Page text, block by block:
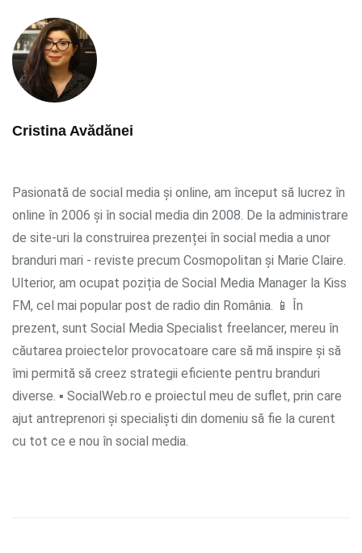
Cristina Avădănei
Pasionată de social media și online, am început să lucrez în
online în 2006 și în social media din 2008. De la administrare
de site-uri la construirea prezenței în social media a unor
branduri mari - reviste precum Cosmopolitan și Marie Claire.
Ulterior, am ocupat poziția de Social Media Manager la Kiss
FM, cel mai popular post de radio din România. 📱 În
prezent, sunt Social Media Specialist freelancer, mereu în
căutarea proiectelor provocatoare care să mă inspire și să
îmi permită să creez strategii eficiente pentru branduri
diverse. ▪ SocialWeb.ro e proiectul meu de suflet, prin care
ajut antreprenori și specialiști din domeniu să fie la curent
cu tot ce e nou în social media.